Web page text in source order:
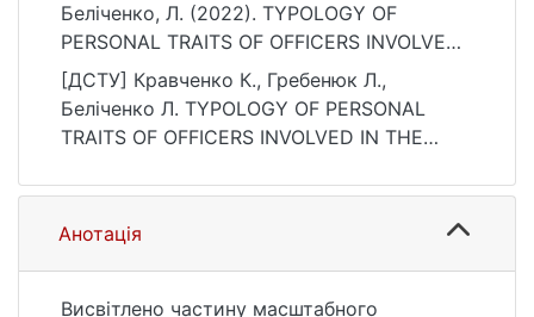
Беліченко, Л. (2022). TYPOLOGY OF
PERSONAL TRAITS OF OFFICERS INVOLVED
IN THE TRAINING OF CADETS AT HIGHER
MILITARY EDUCATIONAL INSTITUTIONS
(MILITARY EDUCATIONAL UNITS OF HIGHER
COMPONENT OF THEIR IMAGE FORMATION.
University of Kyiv. Military-special sciences,
(2), 32–41. https://doi.org/10.17721/1728-
2217.2022.50.32-41
[ДСТУ] Кравченко К., Гребенюк Л.,
Беліченко Л. TYPOLOGY OF PERSONAL
TRAITS OF OFFICERS INVOLVED IN THE
EDUCATIONAL INSTITUTIONS (MILITARY
EDUCATIONAL UNITS OF HIGHER
EDUCATIONAL INSTITUTIONS) AS THE
Bulletin of Taras Shevchenko National
Анотація
Висвітлено частину масштабного